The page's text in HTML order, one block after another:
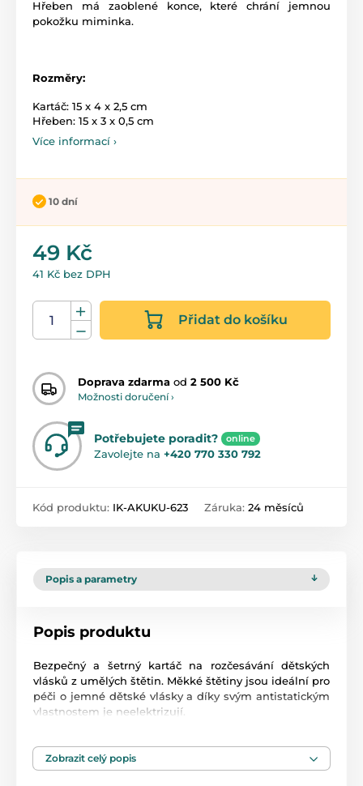
Hřeben má zaoblené konce, které chrání jemnou
pokožku miminka.
Rozměry:
Kartáč: 15 x 4 x 2,5 cm
Hřeben: 15 x 3 x 0,5 cm
Více informací ›
10 dní
49 Kč
41 Kč bez DPH
Přidat do košíku
Doprava zdarma od 2 500 Kč
Možnosti doručení ›
Potřebujete poradit? online
Zavolejte na +420 770 330 792
Kód produktu: IK-AKUKU-623 Záruka: 24 měsíců
Popis a parametry
Popis produktu
Bezpečný a šetrný kartáč na rozčesávání dětských
vlásků z umělých štětin. Měkké štětiny jsou ideální pro
péči o jemné dětské vlásky a díky svým antistatickým
vlastnostem je neelektrizují.
pokožku miminka.
Zobrazit celý popis